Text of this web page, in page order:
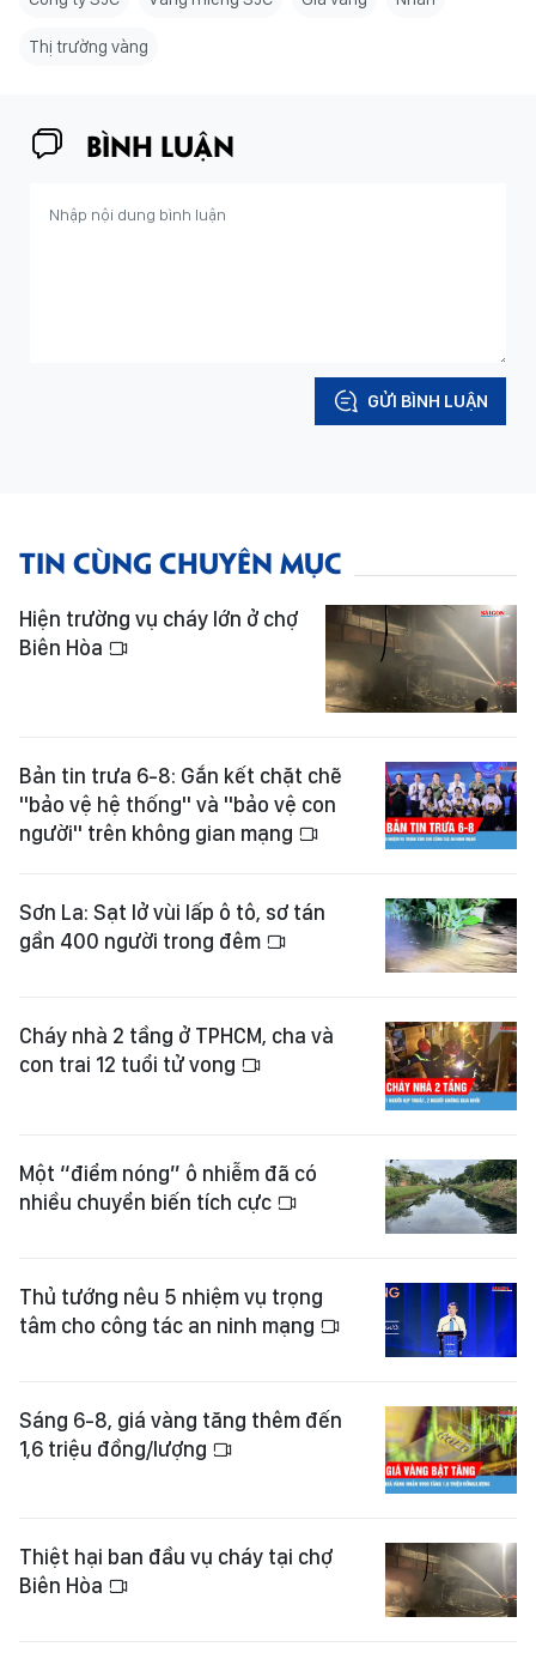
Thị trường vàng
BÌNH LUẬN
GỬI BÌNH LUẬN
TIN CÙNG CHUYÊN MỤC
Hiện trường vụ cháy lớn ở chợ
Biên Hòa
Bản tin trưa 6-8: Gắn kết chặt chẽ
"bảo vệ hệ thống" và "bảo vệ con
người" trên không gian mạng
Sơn La: Sạt lở vùi lấp ô tô, sơ tán
gần 400 người trong đêm
Cháy nhà 2 tầng ở TPHCM, cha và
con trai 12 tuổi tử vong
Một “điểm nóng” ô nhiễm đã có
nhiều chuyển biến tích cực
Thủ tướng nêu 5 nhiệm vụ trọng
tâm cho công tác an ninh mạng
Sáng 6-8, giá vàng tăng thêm đến
1,6 triệu đồng/lượng
Thiệt hại ban đầu vụ cháy tại chợ
Biên Hòa